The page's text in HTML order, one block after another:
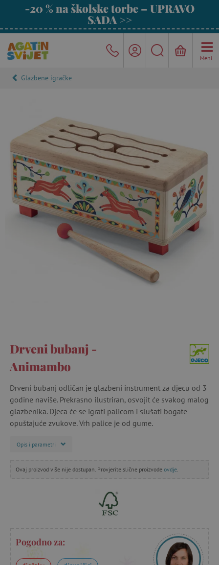
-20 % na školske torbe – UPRAVO
SADA >>
Meni
Glazbene igračke
Drveni bubanj -
Animambo
Drveni bubanj odličan je glazbeni instrument za djecu od 3
godine naviše. Prekrasno ilustriran, osvojit će svakog malog
glazbenika. Djeca će se igrati palicom i slušati bogate
opuštajuće zvukove. Vrh palice je od gume.
Opis i parametri
Ovaj proizvod više nije dostupan. Provjerite slične proizvode ovdje
Pogodno za: